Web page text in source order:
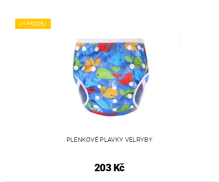
VÝPRODEJ
PLENKOVÉ PLAVKY VELRYBY
203 Kč